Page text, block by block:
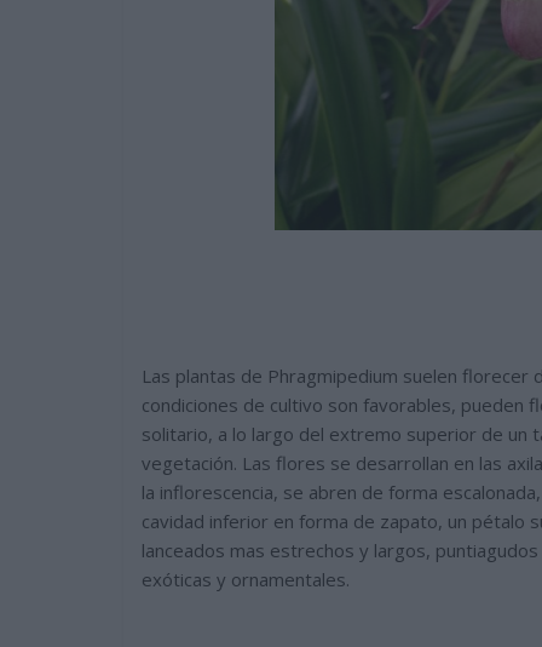
Las plantas de Phragmipedium suelen
condiciones de cultivo son favorables, pueden
solitario, a lo largo del extremo superior de un
vegetación. Las flores se desarrollan en las
la inflorescencia, se abren de forma
cavidad inferior en forma de zapato, un pétalo
lanceados mas estrechos y largos,
exóticas y ornamentales.